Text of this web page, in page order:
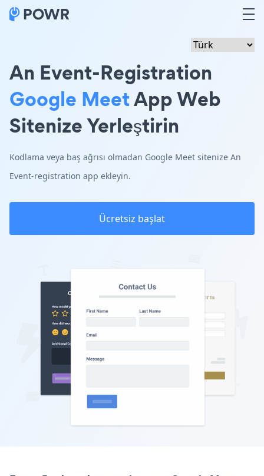
An Event-Registration
Google MeetApp Web
Sitenize Yerleştirin
Kodlama veya baş ağrısı olmadan Google Meet sitenize An
Event-registration app ekleyin.
Ücretsiz başlat